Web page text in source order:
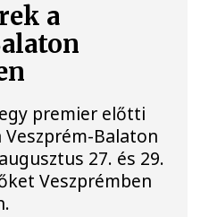
a
premier előtti
Balaton
27. és 29.
Veszprémben